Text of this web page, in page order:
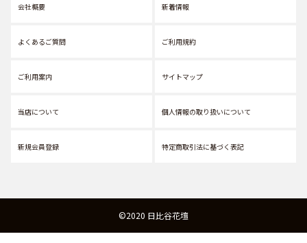
会社概要
よくあるご質問
ご利用案内
当店について
新規会員登録
新着情報
ご利用規約
サイトマップ
個人情報の取り扱いについて
特定商取引法に基づく表記
©2020 日比谷花壇